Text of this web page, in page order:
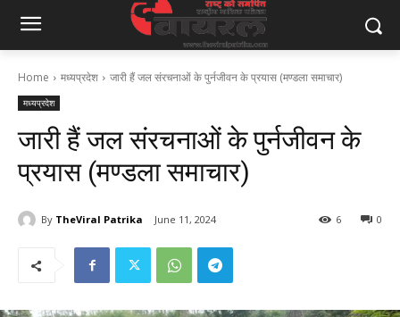
Home मध्यप्रदेश जारी हैं जल संरचनाओं के पुर्नजीवन के प्रयास (मण्‍डला समाचार)
मध्यप्रदेश
जारी हैं जल संरचनाओं के पुर्नजीवन के
प्रयास (मण्‍डला समाचार)
By TheViral Patrika June 11, 2024 0
6